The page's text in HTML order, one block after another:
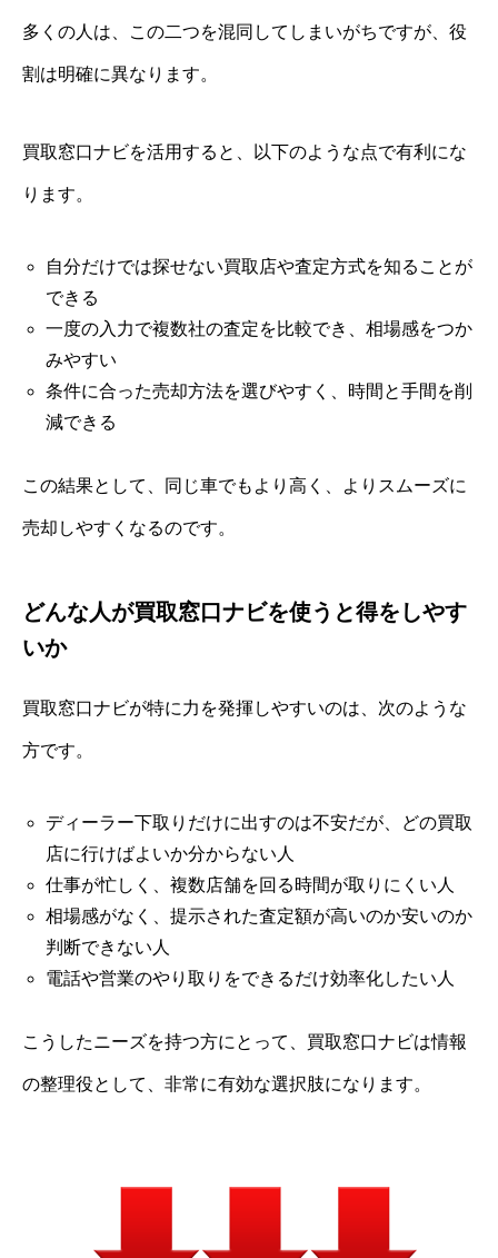
多くの人は、この二つを混同してしまいがちですが、役
割は明確に異なります。
買取窓口ナビを活用すると、以下のような点で有利にな
ります。
自分だけでは探せない買取店や査定方式を知ることが
できる
一度の入力で複数社の査定を比較でき、相場感をつか
みやすい
条件に合った売却方法を選びやすく、時間と手間を削
減できる
この結果として、同じ車でもより高く、よりスムーズに
売却しやすくなるのです。
どんな人が買取窓口ナビを使うと得をしやす
いか
買取窓口ナビが特に力を発揮しやすいのは、次のような
方です。
ディーラー下取りだけに出すのは不安だが、どの買取
店に行けばよいか分からない人
仕事が忙しく、複数店舗を回る時間が取りにくい人
相場感がなく、提示された査定額が高いのか安いのか
判断できない人
電話や営業のやり取りをできるだけ効率化したい人
こうしたニーズを持つ方にとって、買取窓口ナビは情報
の整理役として、非常に有効な選択肢になります。